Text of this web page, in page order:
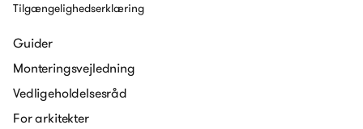
Tilgængelighedserklæring
Guider
Monteringsvejledning
Vedligeholdelsesråd
For arkitekter